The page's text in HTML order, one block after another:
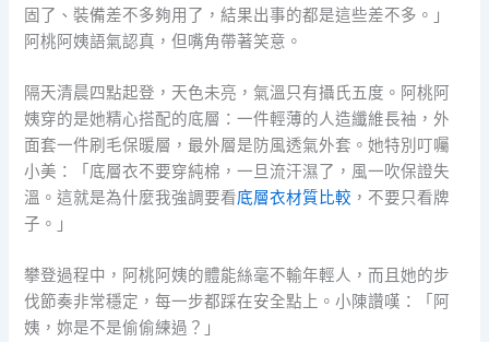
固了、裝備差不多夠用了，結果出事的都是這些差不多。」
阿桃阿姨語氣認真，但嘴角帶著笑意。
隔天清晨四點起登，天色未亮，氣溫只有攝氏五度。阿桃阿
姨穿的是她精心搭配的底層：一件輕薄的人造纖維長袖，外
面套一件刷毛保暖層，最外層是防風透氣外套。她特別叮囑
小美：「底層衣不要穿純棉，一旦流汗濕了，風一吹保證失
溫。這就是為什麼我強調要看底層衣材質比較 ，不要只看牌
子。」
攀登過程中，阿桃阿姨的體能絲毫不輸年輕人，而且她的步
伐節奏非常穩定，每一步都踩在安全點上。小陳讚嘆：「阿
姨，妳是不是偷偷練過？」